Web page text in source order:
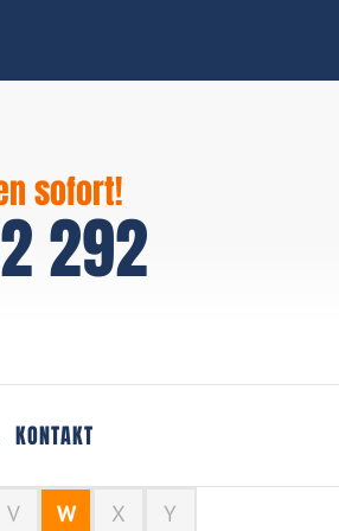
sofort!
292
KONTAKT
V W X Y